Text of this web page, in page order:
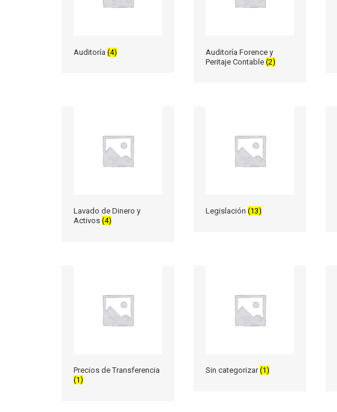
Auditoría (4)
Auditoría Forence y
Peritaje Contable(2)
Lavado de Dinero y
Activos (4)
Legislación(13)
Precios de Transferencia
(1)
Sin categorizar(1)